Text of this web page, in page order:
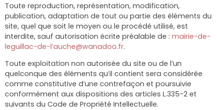
Toute reproduction, représentation, modification,
publication, adaptation de tout ou partie des éléments du
site, quel que soit le moyen ou le procédé utilisé, est
interdite, sauf autorisation écrite préalable de : mairie-de-
leguillac-de-l’auche@wanadoo.fr.
Toute exploitation non autorisée du site ou de l’un
quelconque des éléments qu’il contient sera considérée
comme constitutive d’une contrefaçon et poursuivie
conformément aux dispositions des articles L.335-2 et
suivants du Code de Propriété Intellectuelle.